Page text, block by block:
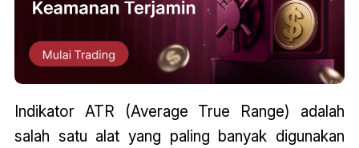
Indikator ATR (Average True Range) adalah
salah satu alat yang paling banyak digunakan